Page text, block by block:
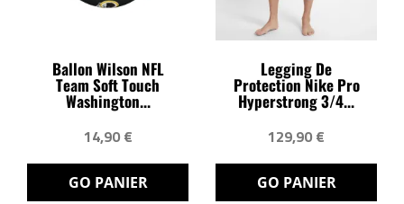
Ballon Wilson NFL
Team Soft Touch
Washington...
14,90 €
GO PANIER
Legging De
Protection Nike Pro
Hyperstrong 3/4...
129,90 €
GO PANIER